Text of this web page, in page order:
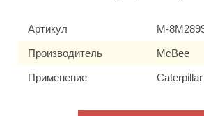
Артикул M-
Производитель McBee
Применение Caterpillar